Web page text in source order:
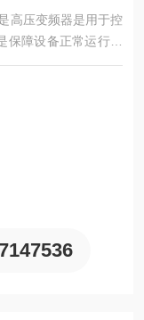
高压变频器是用于控
障设备正常运行、
这些配件种类繁多，